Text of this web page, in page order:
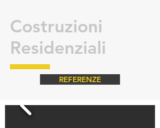
Costruzioni
Residenziali
REFERENZE